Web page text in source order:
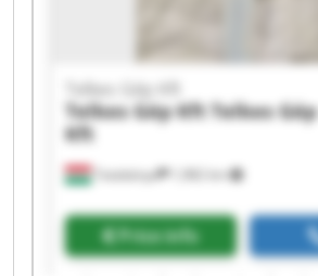
Tatabánya 1,982 km
Telkes Gép Kft
Telkes Gép Kft Telkes Gép
Kft
Price info